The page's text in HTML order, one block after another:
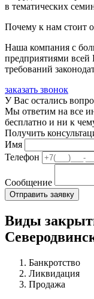
в тематических
Почему к нам стоит
Наша компания с
предприятиями всей
требований
заказать звонок
У Вас остались
Мы ответим на все
бесплатно и ни к
Получить
Имя
Телефон
Сообщение
Виды
Банкротство
Ликвидация
Продажа